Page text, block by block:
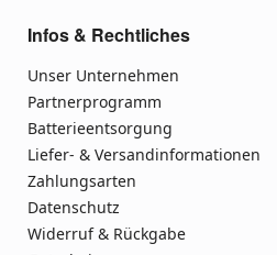
Infos & Rechtliches
Unser Unternehmen
Partnerprogramm
Batterieentsorgung
Liefer- & Versandinformationen
Zahlungsarten
Datenschutz
Widerruf & Rückgabe